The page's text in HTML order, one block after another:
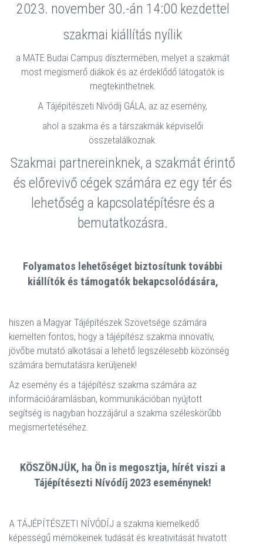
2023. november 30.-án 14:00 kezdettel
szakmai kiállítás nyílik
a MATE Budai Campus dísztermében, melyet a szakmát
most megismerő diákok és az érdeklődő látogatók is
megtekinthetnek.
A Tájépítészeti Nívódíj GÁLA, az az esemény,
ahol a szakma és a társzakmák képviselői
összetalálkoznak.
Szakmai partnereinknek, a szakmát érintő
és előrevivő cégek számára ez egy tér és
lehetőség a kapcsolatépítésre és a
bemutatkozásra.
Folyamatos lehetőséget biztosítunk további
kiállítók és támogatók bekapcsolódására,
hiszen a Magyar Tájépítészek Szövetsége számára
kiemelten fontos, hogy a tájépítész szakma innovatív,
jövőbe mutató alkotásai a lehető legszélesebb közönség
számára bemutatásra kerüljenek!
Az esemény és a tájépítész szakma számára az
információáramlásban, kommunikációban nyújtott
segítség is nagyban hozzájárul a szakma széleskörűbb
megismertetéséhez.
KÖSZÖNJÜK, ha Ön is megosztja, hírét viszi a
Tájépítésezti Nívódíj 2023 eseménynek!
A TÁJÉPÍTÉSZETI NÍVÓDÍJ a szakma kiemelkedő
képességű mérnökeinek tudását és kreativitását hivatott